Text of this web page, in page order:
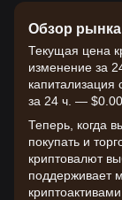
Обзор
Текущая цена
изменение за
капитализация
за 24 ч. — $0.00.
Теперь, когда
покупать и
криптовалют
поддерживает